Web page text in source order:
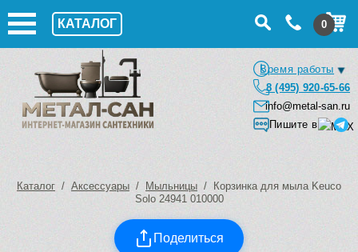
КАТАЛОГ 0
Время работы
8 (495) 920-65-66
info@metal-san.ru
Пишите в
Каталог / Аксессуары / Мыльницы / Корзинка для мыла Keuco
Solo 24941 010000
Поделиться